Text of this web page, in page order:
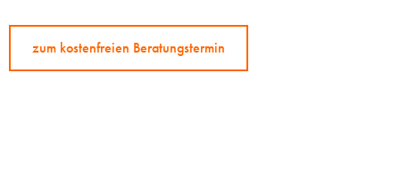
zum kostenfreien Beratungstermin